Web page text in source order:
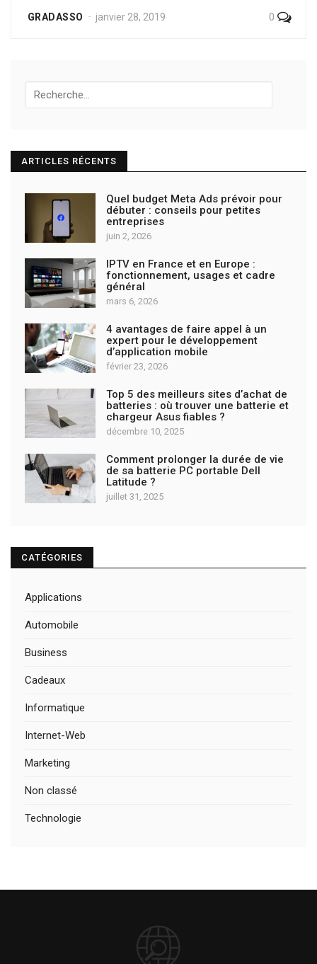
0
GRADASSO janvier 28, 2019
Recherche
pour:
ARTICLES RÉCENTS
Quel budget Meta Ads prévoir pour
débuter : conseils pour petites
entreprises
juin 2, 2026
IPTV en France et en Europe :
fonctionnement, usages et cadre
général
mars 6, 2026
4 avantages de faire appel à un
expert pour le développement
d’application mobile
février 23, 2026
Top 5 des meilleurs sites d’achat de
batteries : où trouver une batterie et
chargeur Asus fiables ?
décembre 10, 2025
Comment prolonger la durée de vie
de sa batterie PC portable Dell
Latitude ?
juillet 31, 2025
CATÉGORIES
Applications
Automobile
Business
Cadeaux
Informatique
Internet-Web
Marketing
Non classé
Technologie